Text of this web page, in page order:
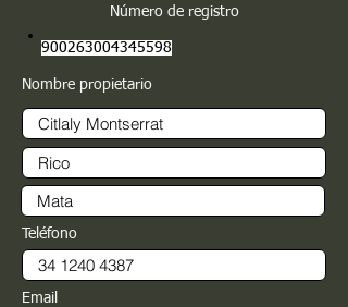
Número de registro
900263004345598
Nombre propietario
Teléfono
Email